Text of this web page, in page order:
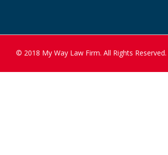
© 2018 My Way Law Firm. All Rights Reserved.